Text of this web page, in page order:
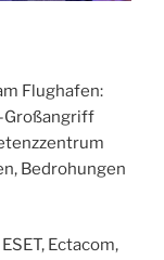
Flughafen:
Großangriff
Bedrohungen
Ectacom,